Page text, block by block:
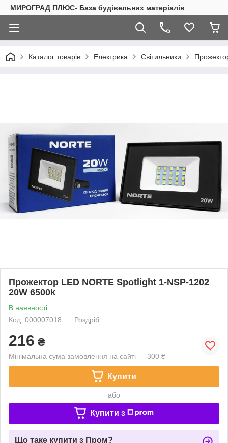
МИРОГРАД ПЛЮС- База будівельних матеріалів
Каталог товарів Електрика Світильники
Прожектор LED NORTE Spotlight 1-NSP-1202
20W 6500k
В наявності
Код: 000007018
Роздріб
216 ₴
Мінімальна сума замовлення на сайті — 300 ₴
Купити
або
Купити з
Що таке купити з Пром?